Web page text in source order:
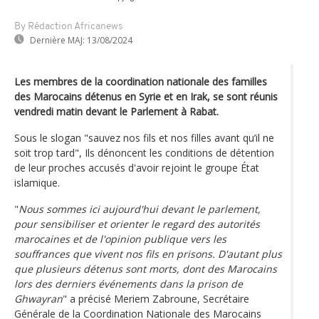
By Rédaction Africanews
Dernière MAJ: 13/08/2024
Les membres de la coordination nationale des familles
des Marocains détenus en Syrie et en Irak, se sont réunis
vendredi matin devant le Parlement à Rabat.
Sous le slogan "sauvez nos fils et nos filles avant qu’il ne
soit trop tard", Ils dénoncent les conditions de détention
de leur proches accusés d'avoir rejoint le groupe État
islamique.
"Nous sommes ici aujourd'hui devant le parlement,
pour sensibiliser et orienter le regard des autorités
marocaines et de l'opinion publique vers les
souffrances que vivent nos fils en prisons. D'autant plus
que plusieurs détenus sont morts, dont des Marocains
lors des derniers événements dans la prison de
Ghwayran" a précisé Meriem Zabroune, Secrétaire
Générale de la Coordination Nationale des Marocains